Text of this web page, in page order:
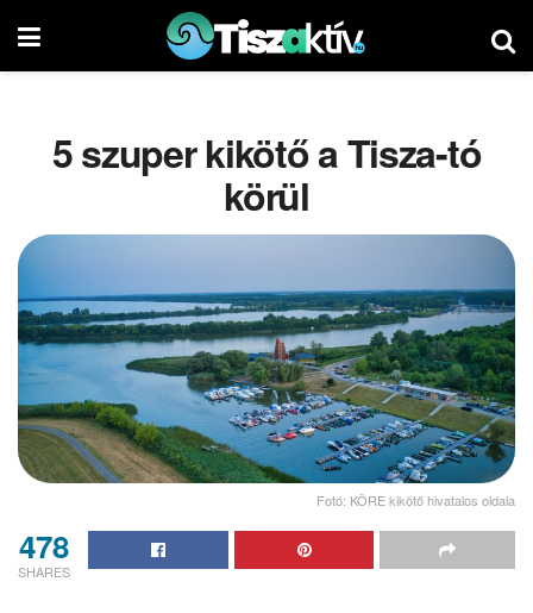
5 szuper kikötő a Tisza-tó
körül
Fotó: KÖRE kikötő hivatalos oldala
478
SHARES